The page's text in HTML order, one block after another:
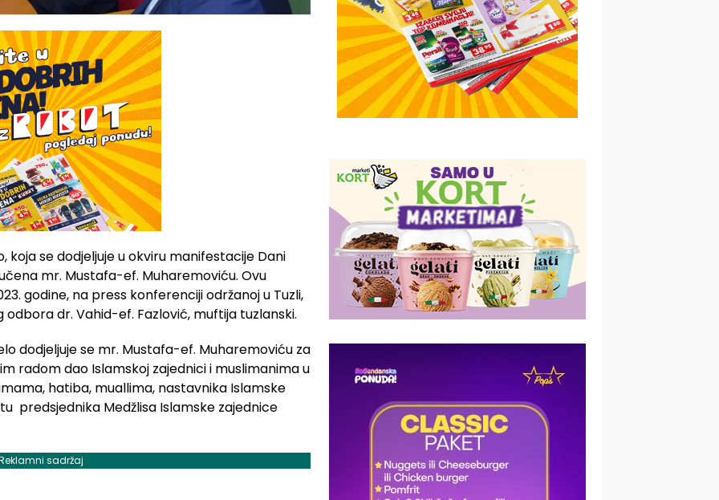
koja se dodjeljuje u okviru manifestacije Dani
mr. Mustafa-ef. Muharemoviću. Ovu
godine, na press konferenciji održanoj u Tuzli,
dr. Vahid-ef. Fazlović, muftija tuzlanski.
dodjeljuje se mr. Mustafa-ef. Muharemoviću za
radom dao Islamskoj zajednici i muslimanima u
hatiba, muallima, nastavnika Islamske
predsjednika Medžlisa Islamske zajednice
sadržaj